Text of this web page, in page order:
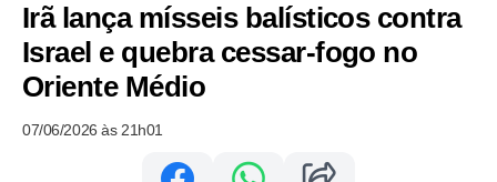
Irã lança mísseis balísticos contra
Israel e quebra cessar-fogo no
Oriente Médio
07/06/2026 às 21h01